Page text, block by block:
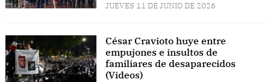
JUEVES 11 DE JUNIO DE 2026
César Cravioto huye entre
empujones e insultos de
familiares de desaparecidos
(Videos)